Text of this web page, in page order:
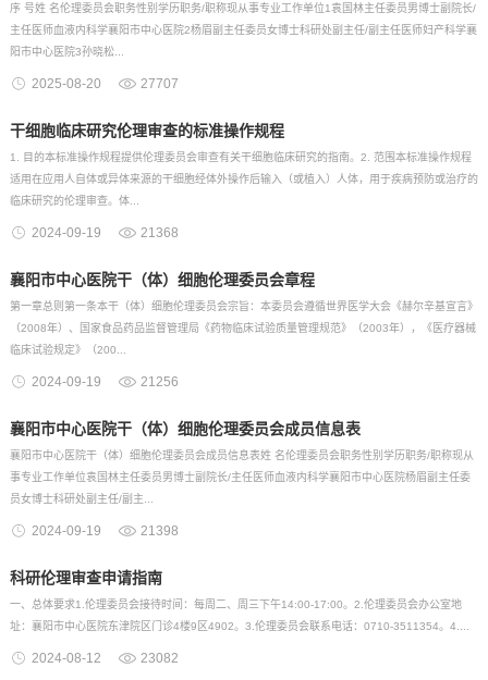
序 号姓 名伦理委员会职务性别学历职务/职称现从事专业工作单位1袁国林主任委员男博士副院长/
主任医师血液内科学襄阳市中心医院2杨眉副主任委员女博士科研处副主任/副主任医师妇产科学襄
阳市中心医院3孙晓松...
2025-08-20 27707
干细胞临床研究伦理审查的标准操作规程
1. 目的本标准操作规程提供伦理委员会审查有关干细胞临床研究的指南。2. 范围本标准操作规程
适用在应用人自体或异体来源的干细胞经体外操作后输入（或植入）人体，用于疾病预防或治疗的
临床研究的伦理审查。体...
2024-09-19 21368
襄阳市中心医院干（体）细胞伦理委员会章程
第一章总则第一条本干（体）细胞伦理委员会宗旨：本委员会遵循世界医学大会《赫尔辛基宣言》
（2008年）、国家食品药品监督管理局《药物临床试验质量管理规范》（2003年），《医疗器械
临床试验规定》（200...
2024-09-19 21256
襄阳市中心医院干（体）细胞伦理委员会成员信息表
襄阳市中心医院干（体）细胞伦理委员会成员信息表姓 名伦理委员会职务性别学历职务/职称现从
事专业工作单位袁国林主任委员男博士副院长/主任医师血液内科学襄阳市中心医院杨眉副主任委
员女博士科研处副主任/副主...
2024-09-19 21398
科研伦理审查申请指南
一、总体要求1.伦理委员会接待时间：每周二、周三下午14:00-17:00。2.伦理委员会办公室地
址：襄阳市中心医院东津院区门诊4楼9区4902。3.伦理委员会联系电话：0710-3511354。4....
2024-08-12 23082